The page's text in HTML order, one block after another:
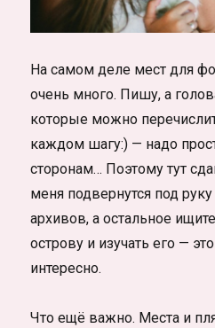
На самом деле мест для
очень много. Пишу, а
которые можно
каждом шагу:) — надо
сторонам… Поэтому тут
меня подвернутся под
архивов, а остальное
острову и изучать его —
интересно.
Что ещё важно. Места и